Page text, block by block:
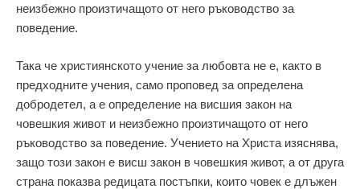
неизбежно произтичащото от него ръководство за
поведение.
Така че християнското учение за любовта не е, както в
предходните учения, само проповед за определена
добродетел, а е определение на висшия закон на
човешкия живот и неизбежно произтичащото от него
ръководство за поведение. Учението на Христа изяснява,
защо този закон е висш закон в човешкия живот, а от друга
страна показва редицата постъпки, които човек е длъжен